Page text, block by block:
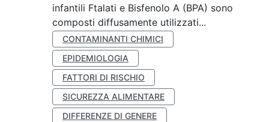
infantili Ftalati e Bisfenolo A (BPA) sono
composti diffusamente utilizzati...
CONTAMINANTI CHIMICI
EPIDEMIOLOGIA
FATTORI DI RISCHIO
SICUREZZA ALIMENTARE
DIFFERENZE DI GENERE